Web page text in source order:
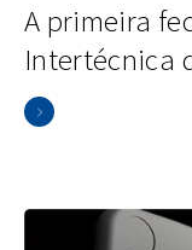
A primeira
Intertécnica